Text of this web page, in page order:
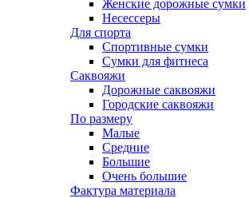
Женские дорожные сумки
Несессеры
Для спорта
Спортивные сумки
Сумки для фитнеса
Саквояжи
Дорожные саквояжи
Городские саквояжи
По размеру
Малые
Средние
Большие
Очень большие
Фактура материала